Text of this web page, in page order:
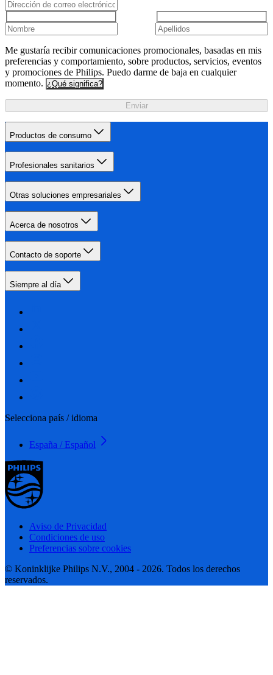
Me gustaría recibir comunicaciones promocionales, basadas en mis
preferencias y comportamiento, sobre productos, servicios, eventos
y promociones de Philips. Puedo darme de baja en cualquier
momento. ¿Qué significa?
Enviar
Productos de consumo
Profesionales sanitarios
Otras soluciones empresariales
Acerca de nosotros
Contacto de soporte
Siempre al día
Selecciona país / idioma
España / Español
Aviso de Privacidad
Condiciones de uso
Preferencias sobre cookies
© Koninklijke Philips N.V., 2004 - 2026. Todos los derechos
reservados.